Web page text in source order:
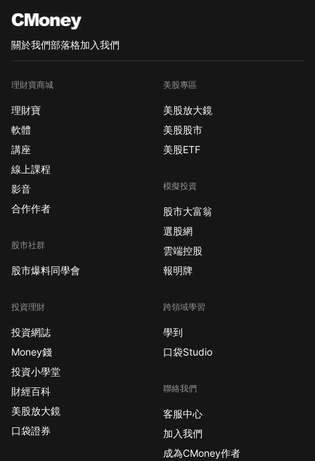
關於我們部落格加入我們
理財寶商城
理財寶
軟體
講座
線上課程
影音
合作作者
股市社群
股市爆料同學會
投資理財
投資網誌
Money錢
投資小學堂
財經百科
美股放大鏡
口袋證券
美股專區
美股放大鏡
美股股市
美股ETF
模擬投資
股市大富翁
選股網
雲端控股
報明牌
跨領域學習
學到
口袋Studio
聯絡我們
客服中心
加入我們
成為CMoney作者